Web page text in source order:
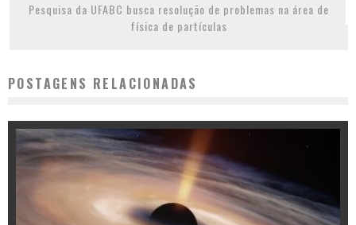
Pesquisa da UFABC busca resolução de problemas na área de
física de partículas
POSTAGENS RELACIONADAS